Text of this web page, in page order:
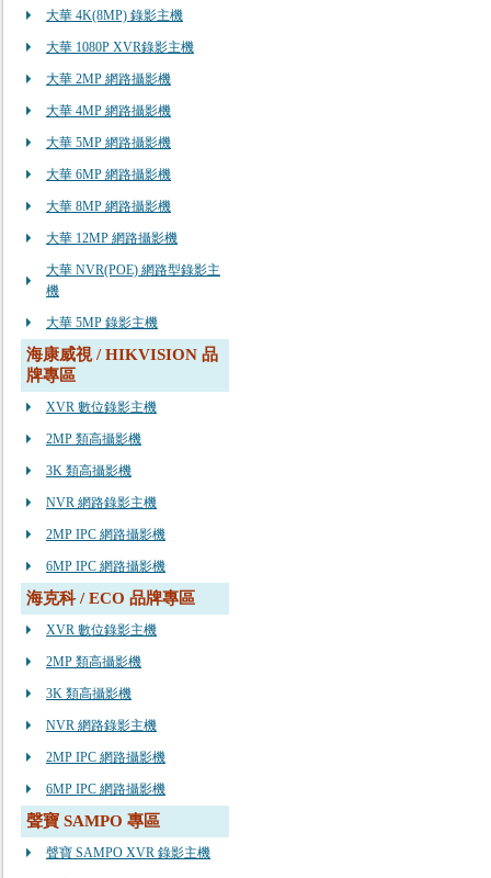
大華 4K(8MP) 錄影主機
大華 1080P XVR錄影主機
大華 2MP 網路攝影機
大華 4MP 網路攝影機
大華 5MP 網路攝影機
大華 6MP 網路攝影機
大華 8MP 網路攝影機
大華 12MP 網路攝影機
大華 NVR(POE) 網路型錄影主
機
大華 5MP 錄影主機
海康威視 / HIKVISION 品
牌專區
XVR 數位錄影主機
2MP 類高攝影機
3K 類高攝影機
NVR 網路錄影主機
2MP IPC 網路攝影機
6MP IPC 網路攝影機
海克科 / ECO 品牌專區
XVR 數位錄影主機
2MP 類高攝影機
3K 類高攝影機
NVR 網路錄影主機
2MP IPC 網路攝影機
6MP IPC 網路攝影機
聲寶 SAMPO 專區
聲寶 SAMPO XVR 錄影主機